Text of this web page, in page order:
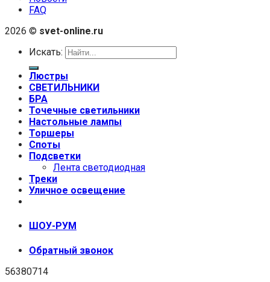
FAQ
2026 © svet-online.ru
Искать:
Люстры
СВЕТИЛЬНИКИ
БРА
Точечные светильники
Настольные лампы
Торшеры
Споты
Подсветки
Лента светодиодная
Треки
Уличное освещение
ШОУ-РУМ
Обратный звонок
56380714